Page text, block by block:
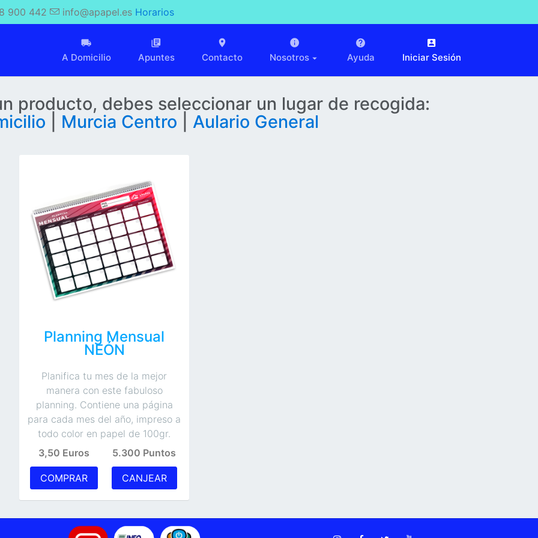
900 442 info@apapel.es Horarios
A Domicilio Apuntes Contacto Nosotros Ayuda Iniciar Sesión
producto, debes seleccionar un lugar de recogida:
Murcia Centro Aulario General
Planning Mensual
NEÓN
Planifica tu mes de la mejor
manera con este fabuloso
planning. Contiene una página
para cada mes del año, impreso a
todo color en papel de 100gr.
3,50 Euros
COMPRAR
5.300 Puntos
CANJEAR